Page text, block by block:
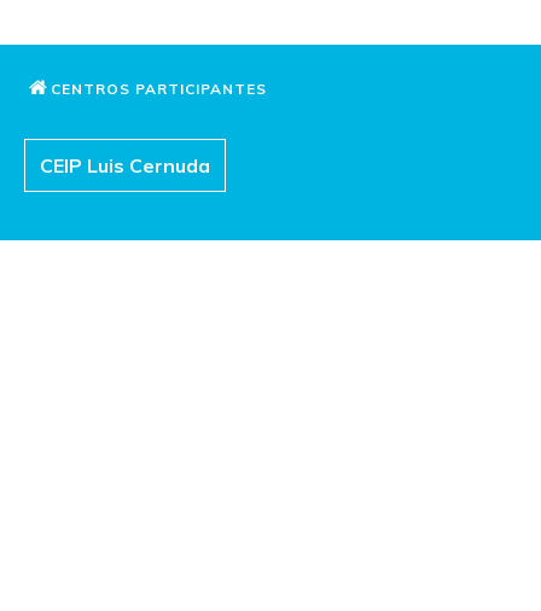
CENTROS PARTICIPANTES
CEIP Luis Cernuda